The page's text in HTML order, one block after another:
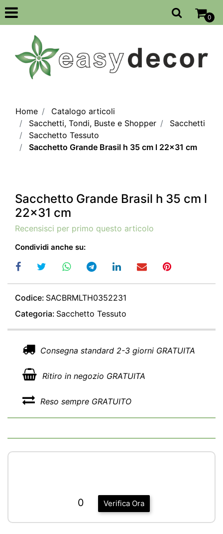
Open
0
Home
Catalogo articoli
Sacchetti, Tondi, Buste e Shopper
Sacchetti
Sacchetto Tessuto
Sacchetto Grande Brasil h 35 cm l 22x31 cm
Sacchetto Grande Brasil h 35 cm l
22x31 cm
Recensisci per primo questo articolo
Condividi anche su:
Codice: SACBRMLTH0352231
Categoria: Sacchetto Tessuto
Consegna standard 2-3 giorni GRATUITA
Ritiro in negozio GRATUITA
Reso sempre GRATUITO
Verifica Ora
0